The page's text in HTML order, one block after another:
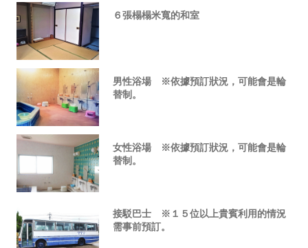
６張榻榻米寬的和室
男性浴場 ※依據預訂狀況，可能會是輪
替制。
女性浴場 ※依據預訂狀況，可能會是輪
替制。
接駁巴士 ※１５位以上貴賓利用的情況
需事前預訂。